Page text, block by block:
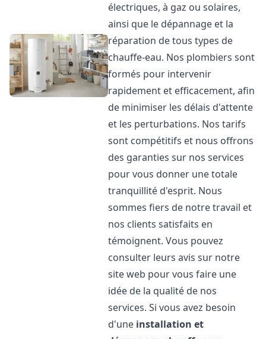
électriques, à gaz ou solaires,
ainsi que le dépannage et la
réparation de tous types de
chauffe-eau. Nos plombiers sont
formés pour intervenir
rapidement et efficacement, afin
de minimiser les délais d'attente
et les perturbations. Nos tarifs
sont compétitifs et nous offrons
des garanties sur nos services
pour vous donner une totale
tranquillité d'esprit. Nous
sommes fiers de notre travail et
nos clients satisfaits en
témoignent. Vous pouvez
consulter leurs avis sur notre
site web pour vous faire une
idée de la qualité de nos
services. Si vous avez besoin
d'une installation et